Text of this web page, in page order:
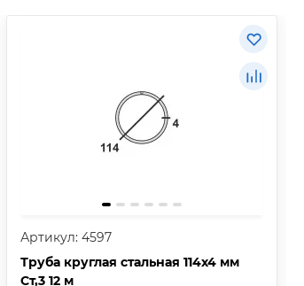
Артикул: 4597
Труба круглая стальная 114х4 мм
Ст,3 12 м